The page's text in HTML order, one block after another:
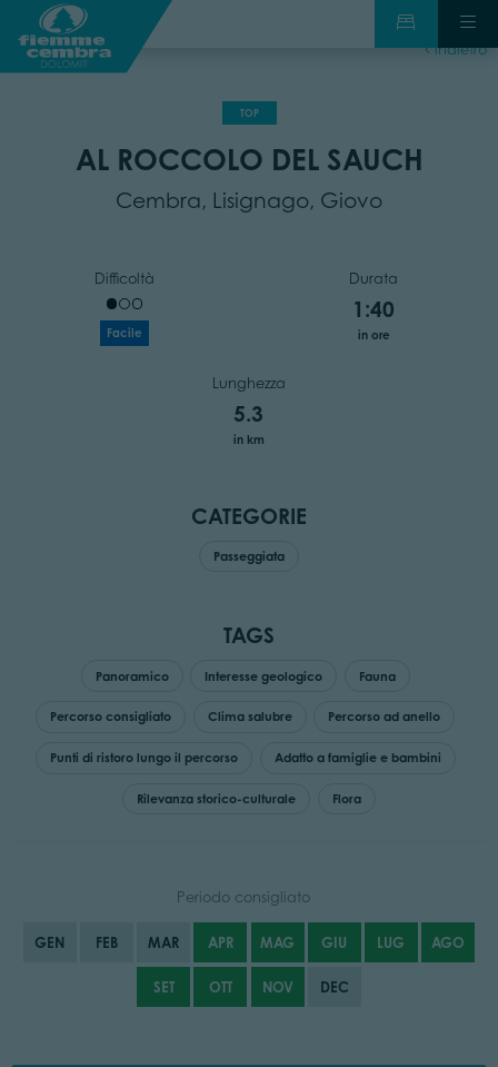
indietro
TOP
AL ROCCOLO DEL SAUCH
Cembra, Lisignago, Giovo
Difficoltà
Facile
Durata
1:40
in ore
Lunghezza
5.3
in km
CATEGORIE
Passeggiata
TAGS
Panoramico Interesse geologico Fauna
Percorso consigliato Clima salubre Percorso ad anello
Punti di ristoro lungo il percorso Adatto a famiglie e bambini
Rilevanza storico-culturale Flora
Periodo consigliato
GEN FEB MAR APR MAG GIU LUG AGO
SET OTT NOV DEC